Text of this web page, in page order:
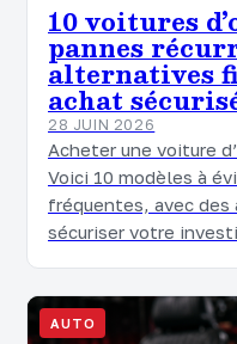
10 voitures
pannes
alternatives
achat
28 JUIN 2026
Acheter une voiture
Voici 10 modèles à
fréquentes, avec
sécuriser votre
AUTO